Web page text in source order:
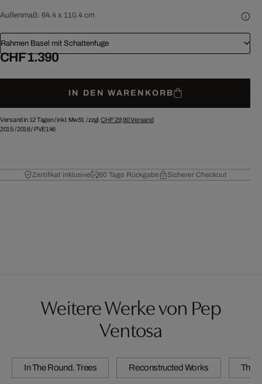
Außenmaß: 64.4 x 110.4 cm
Rahmen Basel mit Schattenfuge
CHF 1.390
IN DEN WARENKORB
Versand in 12 Tagen /inkl. MwSt. / zzgl.CHF 29,90Versand
2015/2016/ PVE146
Zertifikat inklusive 60 Tage Rückgabe Sicherer Checkout
Weitere Werke von Pep
Ventosa
In The Round. Trees Reconstructed Works The